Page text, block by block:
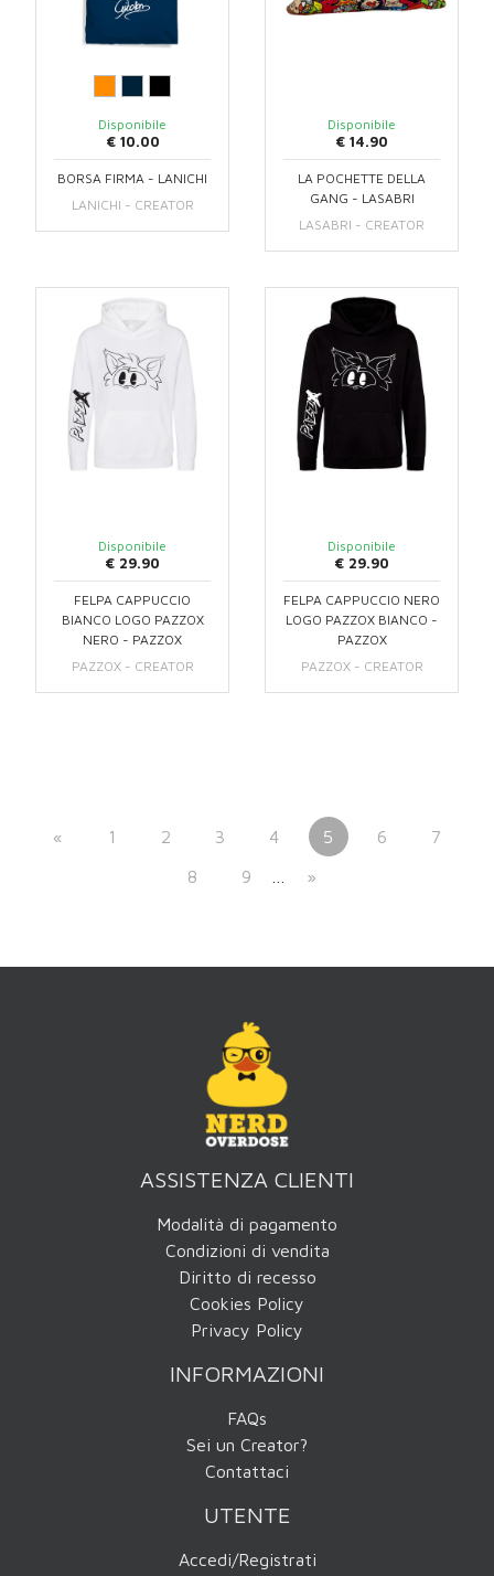
Disponibile
€ 10.00
BORSA FIRMA - LANICHI
LANICHI - CREATOR
Disponibile
€ 14.90
LA POCHETTE DELLA
GANG - LASABRI
LASABRI - CREATOR
Disponibile
€ 29.90
FELPA CAPPUCCIO
BIANCO LOGO PAZZOX
NERO - PAZZOX
PAZZOX - CREATOR
Disponibile
€ 29.90
FELPA CAPPUCCIO NERO
LOGO PAZZOX BIANCO -
PAZZOX
PAZZOX - CREATOR
« 1 2 3 4 5 6
7
8
9 »
ASSISTENZA CLIENTI
Modalità di pagamento
Condizioni di vendita
Diritto di recesso
Cookies Policy
Privacy Policy
INFORMAZIONI
FAQs
Sei un Creator?
Contattaci
UTENTE
Accedi/Registrati